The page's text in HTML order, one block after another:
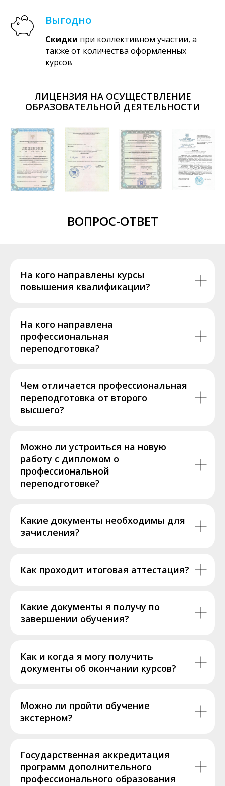
Выгодно
Скидки при коллективном участии, а
также от количества оформленных
курсов
ЛИЦЕНЗИЯ НА ОСУЩЕСТВЛЕНИЕ
ОБРАЗОВАТЕЛЬНОЙ ДЕЯТЕЛЬНОСТИ
ВОПРОС-ОТВЕТ
На кого направлены курсы
повышения квалификации?
На кого направлена
профессиональная
переподготовка?
Чем отличается профессиональная
переподготовка от второго
высшего?
Можно ли устроиться на новую
работу с дипломом о
профессиональной
переподготовке?
Какие документы необходимы для
зачисления?
Как проходит итоговая аттестация?
Какие документы я получу по
завершении обучения?
Как и когда я могу получить
документы об окончании курсов?
Можно ли пройти обучение
экстерном?
Государственная аккредитация
программ дополнительного
профессионального образования